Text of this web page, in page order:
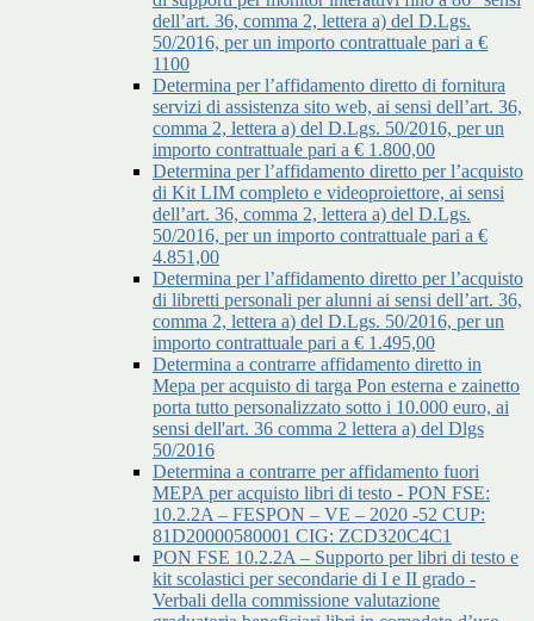
dell’art. 36, comma 2, lettera a) del D.Lgs.
50/2016, per un importo contrattuale pari a €
1100
Determina per l’affidamento diretto di fornitura
servizi di assistenza sito web, ai sensi dell’art. 36,
comma 2, lettera a) del D.Lgs. 50/2016, per un
importo contrattuale pari a € 1.800,00
Determina per l’affidamento diretto per l’acquisto
di Kit LIM completo e videoproiettore, ai sensi
dell’art. 36, comma 2, lettera a) del D.Lgs.
50/2016, per un importo contrattuale pari a €
4.851,00
Determina per l’affidamento diretto per l’acquisto
di libretti personali per alunni ai sensi dell’art. 36,
comma 2, lettera a) del D.Lgs. 50/2016, per un
importo contrattuale pari a € 1.495,00
Determina a contrarre affidamento diretto in
Mepa per acquisto di targa Pon esterna e zainetto
porta tutto personalizzato sotto i 10.000 euro, ai
sensi dell'art. 36 comma 2 lettera a) del Dlgs
50/2016
Determina a contrarre per affidamento fuori
MEPA per acquisto libri di testo - PON FSE:
10.2.2A – FESPON – VE – 2020 -52 CUP:
81D20000580001 CIG: ZCD320C4C1
PON FSE 10.2.2A – Supporto per libri di testo e
kit scolastici per secondarie di I e II grado -
Verbali della commissione valutazione